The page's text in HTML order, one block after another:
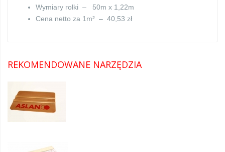
Wymiary rolki – 50m x 1,22m
Cena netto za 1m² – 40,53 zł
REKOMENDOWANE NARZĘDZIA